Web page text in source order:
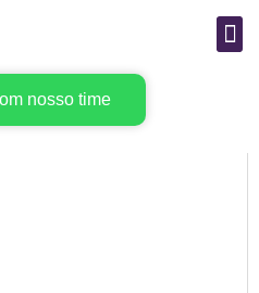
nosso time